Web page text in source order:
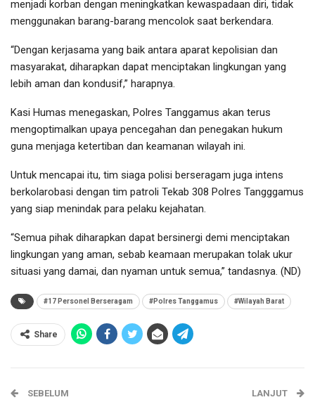
menjadi korban dengan meningkatkan kewaspadaan diri, tidak
menggunakan barang-barang mencolok saat berkendara.
“Dengan kerjasama yang baik antara aparat kepolisian dan
masyarakat, diharapkan dapat menciptakan lingkungan yang
lebih aman dan kondusif,” harapnya.
Kasi Humas menegaskan, Polres Tanggamus akan terus
mengoptimalkan upaya pencegahan dan penegakan hukum
guna menjaga ketertiban dan keamanan wilayah ini.
Untuk mencapai itu, tim siaga polisi berseragam juga intens
berkolarobasi dengan tim patroli Tekab 308 Polres Tangggamus
yang siap menindak para pelaku kejahatan.
“Semua pihak diharapkan dapat bersinergi demi menciptakan
lingkungan yang aman, sebab keamaan merupakan tolak ukur
situasi yang damai, dan nyaman untuk semua,” tandasnya. (ND)
#17 Personel Berseragam #Polres Tanggamus #Wilayah Barat
Share
SEBELUM LANJUT